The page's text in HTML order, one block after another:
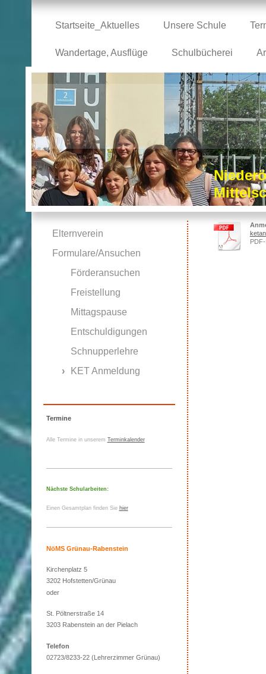
Startseite_Aktuelles Unsere Schule
Wandertage, Ausflüge Schulbücherei
Elternverein
Formulare/Ansuchen
Förderansuchen
Freistellung
Mittagspause
Entschuldigungen
Schnupperlehre
KET Anmeldung
Termine
Alle Termine in unserem Terminkalender
Nächste Schularbeiten:
Einen Gesamtplan finden Sie hier
NöMS Grünau-Rabenstein
Kirchenplatz 5
3202 Hofstetten/Grünau
oder
St. Pöltnerstraße 14
3203 Rabenstein an der Pielach
Telefon
02723/8233-22 (Lehrerzimmer Grünau)